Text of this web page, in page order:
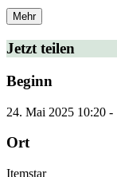
Mehr
Jetzt teilen
Beginn
24. Mai 2025 10:20 -
Ort
Itemstar